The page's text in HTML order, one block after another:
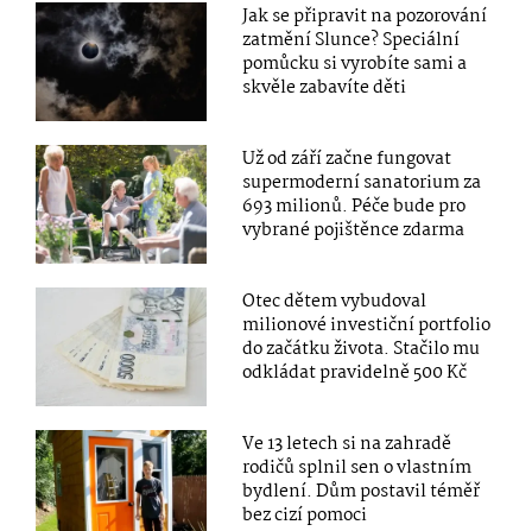
Jak se připravit na pozorování
zatmění Slunce? Speciální
pomůcku si vyrobíte sami a
skvěle zabavíte děti
Už od září začne fungovat
supermoderní sanatorium za
693 milionů. Péče bude pro
vybrané pojištěnce zdarma
Otec dětem vybudoval
milionové investiční portfolio
do začátku života. Stačilo mu
odkládat pravidelně 500 Kč
Ve 13 letech si na zahradě
rodičů splnil sen o vlastním
bydlení. Dům postavil téměř
bez cizí pomoci